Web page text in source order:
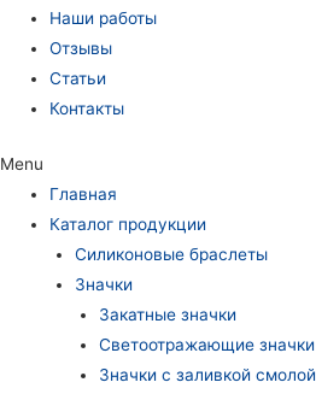
Наши работы
Отзывы
Статьи
Контакты
Menu
Главная
Каталог продукции
Силиконовые браслеты
Значки
Закатные значки
Светоотражающие значки
Значки с заливкой смолой